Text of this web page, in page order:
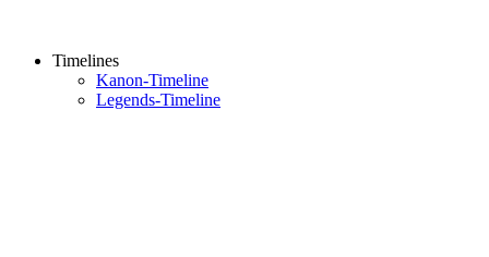
Timelines
Kanon-Timeline
Legends-Timeline